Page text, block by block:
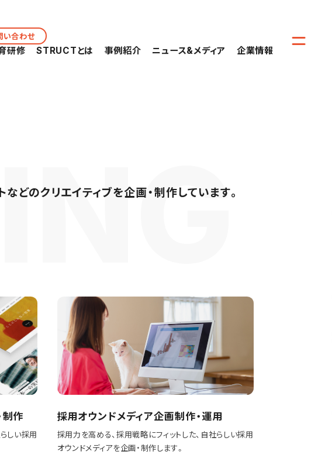
研修 STRUCTとは 事例紹介 ニュース&メディア 企業情報
い合わせ
どのクリエイティブを企画・制作しています。
制作
しい採用
採用オウンドメディア企画制作・運用
採用力を高める、採用戦略にフィットした、自社らしい採用
オウンドメディアを企画・制作します。